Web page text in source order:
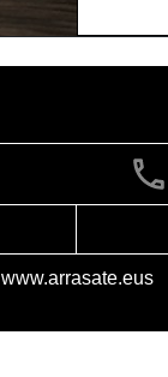
www.arrasate.eus